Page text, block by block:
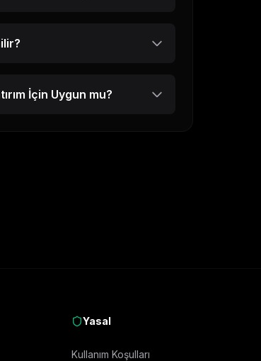
İçin Uygun mu?
Yasal
Kullanım Koşulları